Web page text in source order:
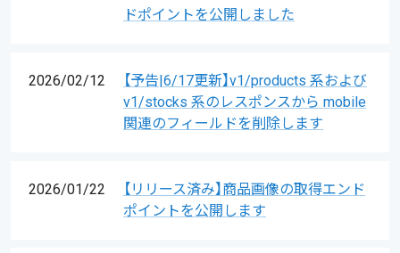
ドポイントを公開しました
2026/02/12
【予告|6/17更新】v1/products 系および
v1/stocks 系のレスポンスから mobile
関連のフィールドを削除します
2026/01/22
【リリース済み】商品画像の取得エンド
ポイントを公開します